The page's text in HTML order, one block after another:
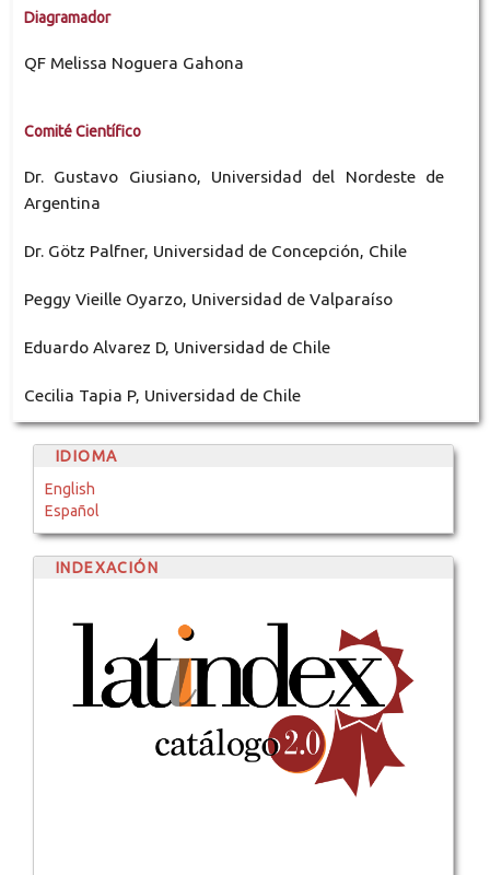
Diagramador
QF Melissa Noguera Gahona
Comité Científico
Dr. Gustavo Giusiano, Universidad del Nordeste de
Argentina
Dr. Götz Palfner, Universidad de Concepción, Chile
Peggy Vieille Oyarzo, Universidad de Valparaíso
Eduardo Alvarez D, Universidad de Chile
Cecilia Tapia P, Universidad de Chile
IDIOMA
English
Español
INDEXACIÓN